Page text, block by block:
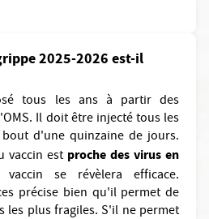
2025-2026 est-il
tous les ans à partir des
Il doit être injecté tous les
d'une quinzaine de jours.
vaccin est proche des virus en
se révèlera efficace.
précise bien qu'il permet de
les plus fragiles. S'il ne permet